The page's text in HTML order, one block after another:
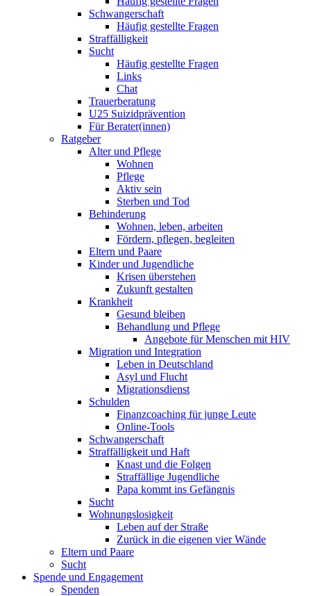
Schwangerschaft
Häufig gestellte Fragen
Straffälligkeit
Sucht
Häufig gestellte Fragen
Links
Chat
Trauerberatung
U25 Suizidprävention
Für Berater(innen)
Ratgeber
Alter und Pflege
Wohnen
Pflege
Aktiv sein
Sterben und Tod
Behinderung
Wohnen, leben, arbeiten
Fördern, pflegen, begleiten
Eltern und Paare
Kinder und Jugendliche
Krisen überstehen
Zukunft gestalten
Krankheit
Gesund bleiben
Behandlung und Pflege
Angebote für Menschen mit HIV
Migration und Integration
Leben in Deutschland
Asyl und Flucht
Migrationsdienst
Schulden
Finanzcoaching für junge Leute
Online-Tools
Schwangerschaft
Straffälligkeit und Haft
Knast und die Folgen
Straffällige Jugendliche
Papa kommt ins Gefängnis
Sucht
Wohnungslosigkeit
Leben auf der Straße
Zurück in die eigenen vier Wände
Eltern und Paare
Sucht
Spende und Engagement
Spenden